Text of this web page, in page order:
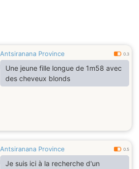
Antsiranana Province 0.3
Une jeune fille longue de 1m58 avec
des cheveux blonds
Antsiranana Province 0.5
Je suis ici à la recherche d'un